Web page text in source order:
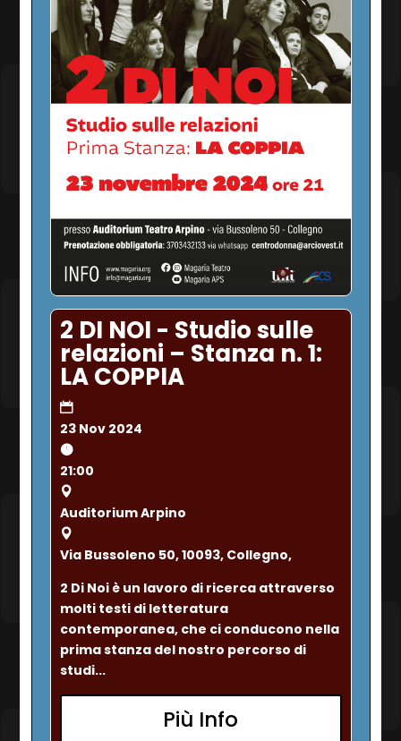
2 DI NOI - Studio sulle
relazioni – Stanza n. 1:
LA COPPIA
23 Nov 2024
21:00
Auditorium Arpino
Via Bussoleno 50, 10093, Collegno,
2 Di Noi è un lavoro di ricerca attraverso
molti testi di letteratura
contemporanea, che ci conducono nella
prima stanza del nostro percorso di
studi...
Più Info